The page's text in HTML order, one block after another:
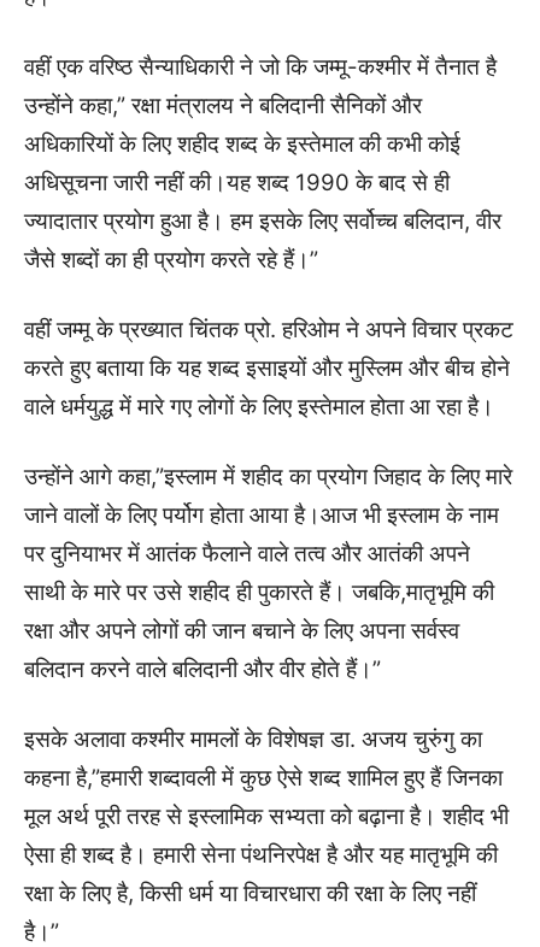
वहीं एक वरिष्ठ सैन्याधिकारी ने जो कि जम्मू-कश्मीर में तैनात है
उन्होंने कहा,” रक्षा मंत्रालय ने बलिदानी सैनिकों और
अधिकारियों के लिए शहीद शब्द के इस्तेमाल की कभी कोई
अधिसूचना जारी नहीं की।यह शब्द 1990 के बाद से ही
ज्यादातार प्रयोग हुआ है। हम इसके लिए सर्वोच्च बलिदान, वीर
जैसे शब्दों का ही प्रयोग करते रहे हैं।”
वहीं जम्मू के प्रख्यात चिंतक प्रो. हरिओम ने अपने विचार प्रकट
करते हुए बताया कि यह शब्द इसाइयों और मुस्लिम और बीच होने
वाले धर्मयुद्ध में मारे गए लोगों के लिए इस्तेमाल होता आ रहा है।
उन्होंने आगे कहा,”इस्लाम में शहीद का प्रयोग जिहाद के लिए मारे
जाने वालों के लिए पर्योग होता आया है।आज भी इस्लाम के नाम
पर दुनियाभर में आतंक फैलाने वाले तत्व और आतंकी अपने
साथी के मारे पर उसे शहीद ही पुकारते हैं। जबकि,मातृभूमि की
रक्षा और अपने लोगों की जान बचाने के लिए अपना सर्वस्व
बलिदान करने वाले बलिदानी और वीर होते हैं।”
इसके अलावा कश्मीर मामलों के विशेषज्ञ डा. अजय चुरुंगु का
कहना है,”हमारी शब्दावली में कुछ ऐसे शब्द शामिल हुए हैं जिनका
मूल अर्थ पूरी तरह से इस्लामिक सभ्यता को बढ़ाना है। शहीद भी
ऐसा ही शब्द है। हमारी सेना पंथनिरपेक्ष है और यह मातृभूमि की
रक्षा के लिए है, किसी धर्म या विचारधारा की रक्षा के लिए नहीं
है।”